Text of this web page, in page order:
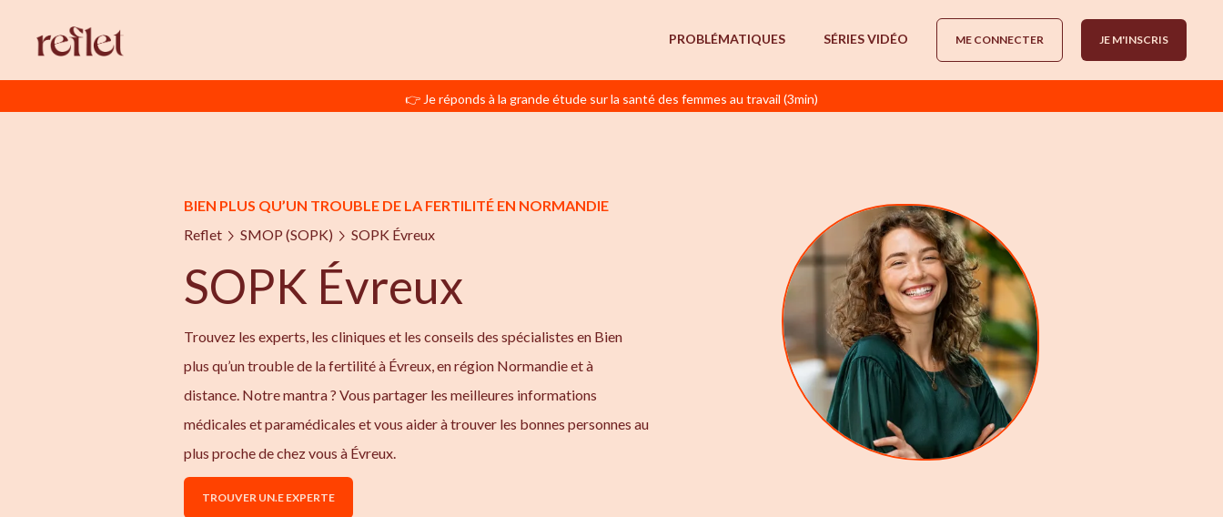
PROBLÉMATIQUES SÉRIES VIDÉO ME CONNECTER JE M'INSCRIS
👉 Je réponds à la grande étude sur la santé des femmes au travail (3min)
BIEN PLUS QU’UN TROUBLE DE LA FERTILITÉ EN NORMANDIE
Reflet
SMOP (SOPK) SOPK Évreux
SOPK Évreux
Trouvez les experts, les cliniques et les conseils des spécialistes en Bien
plus qu’un trouble de la fertilité à Évreux, en région Normandie et à
distance. Notre mantra ? Vous partager les meilleures informations
médicales et paramédicales et vous aider à trouver les bonnes personnes au
plus proche de chez vous à Évreux.
TROUVER UN.E EXPERTE